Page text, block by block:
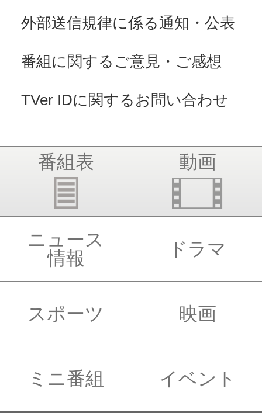
外部送信規律に係る通知・公表
番組に関するご意見・ご感想
TVer IDに関するお問い合わせ
番組表 動画
ニュース
情報
ドラマ
スポーツ 映画
ミニ番組 イベント